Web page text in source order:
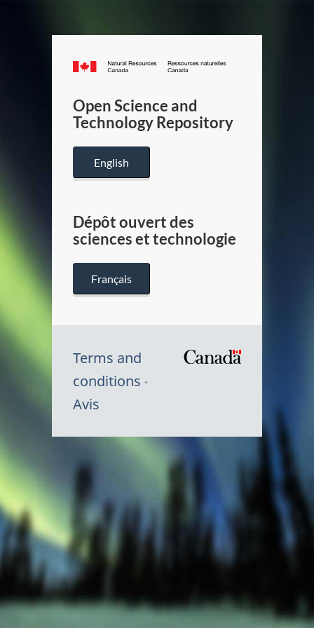
Canada.ca
/
Canada
Open Science and
Technology Repository
English
Dépôt ouvert des
sciences et technologie
Français
Terms and
conditions
Avis
Canada